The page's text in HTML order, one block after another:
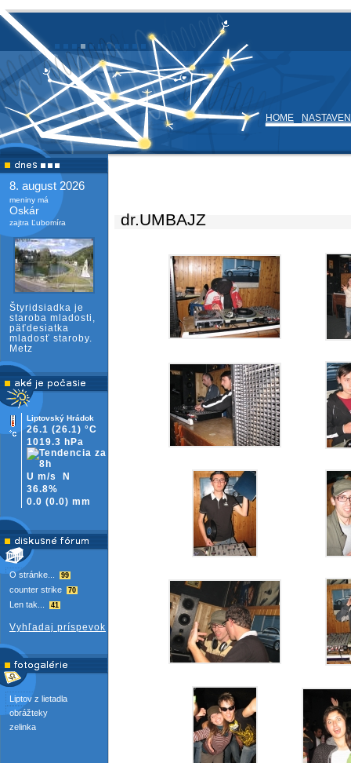
HOME
8. august 2026
meniny má
Oskár
zajtra Ľubomíra
Štyridsiadka je
staroba mladosti,
päťdesiatka
mladosť staroby.
Metz
Liptovský Hrádok
26.1 (26.1) °C
1019.3 hPa
U m/s
N
36.8%
0.0 (0.0) mm
O stránke... 99
counter strike 70
Len tak... 41
Vyhľadaj príspevok
Liptov z lietadla
obrážteky
zelinka
dr.UMBAJZ